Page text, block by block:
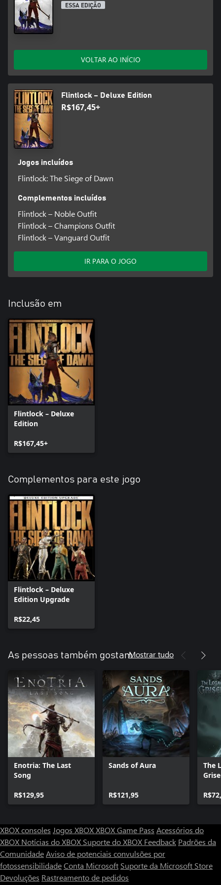
ESSA EDIÇÃO
VOLTAR AO INÍCIO
Flintlock – Deluxe Edition
R$167,45+
Jogos incluídos
Flintlock: The Siege of Dawn
Complementos incluídos
Flintlock – Noble Outfit
Flintlock – Champions Outfit
Flintlock – Vanguard Outfit
IR PARA O JOGO
Inclusão em
Flintlock – Deluxe
Edition
R$167,45+
Complementos para este jogo
Flintlock – Deluxe
Edition Upgrade
R$22,45
As pessoas também gostamMostrar tudo
Enotria: The Last
Song
R$129,95
Sands of Aura
R$121,95
The
XBOX consoles Jogos XBOXXBOX Game Pass Acessórios do
XBOX Notícias do XBOX Suporte do XBOX Feedback Padrões da
ComunidadeAviso de potenciais convulsões por
fotossensibilidadeConta Microsoft Suporte da Microsoft Store
Devoluções Rastreamento de pedidos